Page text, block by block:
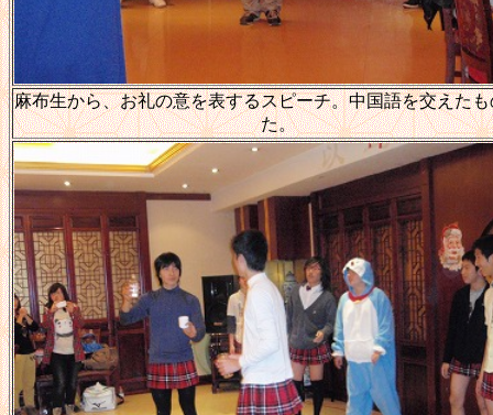
麻布生から、お礼の意を表するスピーチ。中国語を交えた
た。